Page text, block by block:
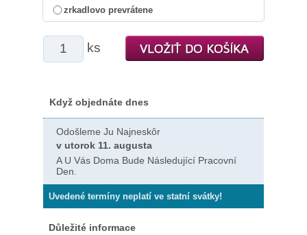
zrkadlovo prevrátene
ks
Když objednáte dnes
Odošleme Ju Najneskôr
v utorok 11. augusta
A U Vás Doma Bude Následující Pracovní
Den.
Uvedené termíny neplatí ve statní svátky!
Důležité informace